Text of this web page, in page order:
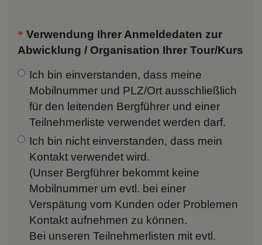
Verwendung Ihrer Anmeldedaten zur
Abwicklung / Organisation Ihrer Tour/Kurs
Ich bin einverstanden, dass meine
Mobilnummer und PLZ/Ort ausschließlich
für den leitenden Bergführer und einer
Teilnehmerliste verwendet werden darf.
Ich bin nicht einverstanden, dass mein
Kontakt verwendet wird.
(Unser Bergführer bekommt keine
Mobilnummer um evtl. bei einer
Verspätung vom Kunden oder Problemen
Kontakt aufnehmen zu können.
Bei unseren Teilnehmerlisten mit evtl.